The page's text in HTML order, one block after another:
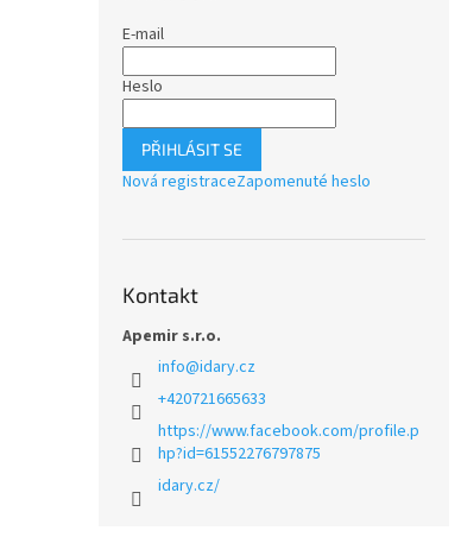
E-mail
Heslo
PŘIHLÁSIT SE
Nová registraceZapomenuté heslo
Kontakt
Apemir s.r.o.
info@idary.cz
+420721665633
https://www.facebook.com/profile.p
hp?id=61552276797875
idary.cz/